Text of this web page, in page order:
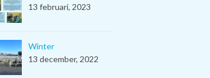
13 februari, 2023
Winter
13 december, 2022